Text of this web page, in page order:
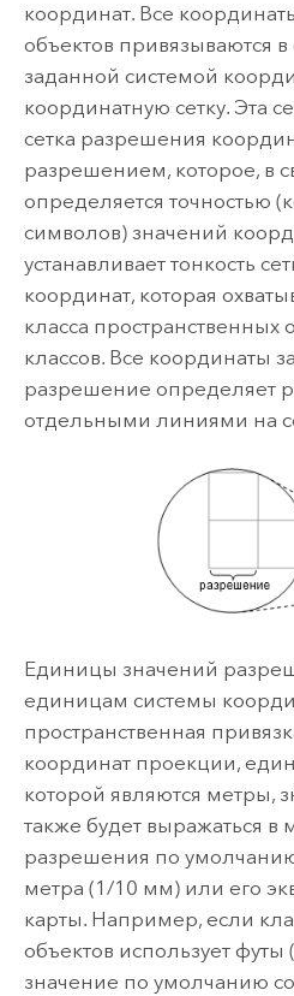
координат. Все
объектов привязываются в
заданной системой
координатную сетку. Эта
сетка разрешения
разрешением, которое, в
определяется точностью
символов) значений
устанавливает тонкость
координат, которая
класса пространственных
классов. Все координаты
разрешение определяет
отдельными линиями на
Единицы значений
единицам системы
пространственная
координат проекции,
которой являются метры,
также будет выражаться в
разрешения по умолчанию
метра (1/10 мм) или его
карты. Например, если
объектов использует футы
значение по умолчанию